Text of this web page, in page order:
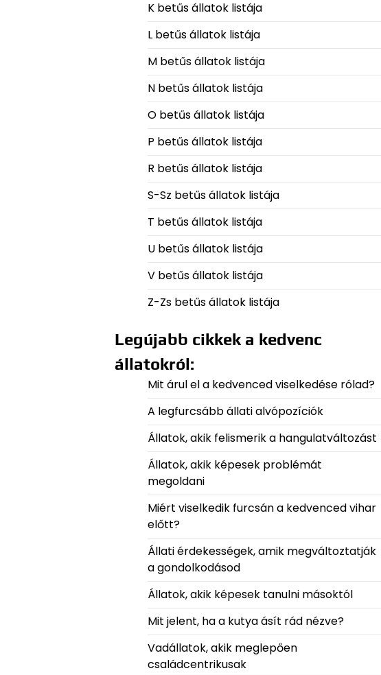
K betűs állatok listája
L betűs állatok listája
M betűs állatok listája
N betűs állatok listája
O betűs állatok listája
P betűs állatok listája
R betűs állatok listája
S-Sz betűs állatok listája
T betűs állatok listája
U betűs állatok listája
V betűs állatok listája
Z-Zs betűs állatok listája
Legújabb cikkek a kedvenc
állatokról:
Mit árul el a kedvenced viselkedése rólad?
A legfurcsább állati alvópozíciók
Állatok, akik felismerik a hangulatváltozást
Állatok, akik képesek problémát
megoldani
Miért viselkedik furcsán a kedvenced vihar
előtt?
Állati érdekességek, amik megváltoztatják
a gondolkodásod
Állatok, akik képesek tanulni másoktól
Mit jelent, ha a kutya ásít rád nézve?
Vadállatok, akik meglepően
családcentrikusak